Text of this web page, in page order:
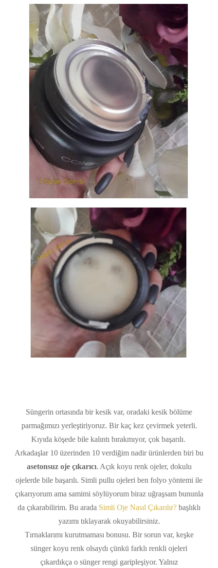
Süngerin ortasında bir kesik var, oradaki kesik bölüme
parmağımızı yerleştiriyoruz. Bir kaç kez çevirmek yeterli.
Kıyıda köşede bile kalıntı bırakmıyor, çok başarılı.
Arkadaşlar 10 üzerinden 10 verdiğim nadir ürünlerden biri bu
asetonsuz oje çıkarıcı. Açık koyu renk ojeler, dokulu
ojelerde bile başarılı. Simli pullu ojeleri ben folyo yöntemi ile
çıkarıyorum ama samimi söylüyorum biraz uğraşsam bununla
da çıkarabilirim. Bu arada Simli Oje Nasıl Çıkarılır? başlıklı
yazımı tıklayarak okuyabilirsiniz.
Tırnaklarımı kurutmaması bonusu. Bir sorun var, keşke
sünger koyu renk olsaydı çünkü farklı renkli ojeleri
çıkardıkça o sünger rengi garipleşiyor. Yalnız